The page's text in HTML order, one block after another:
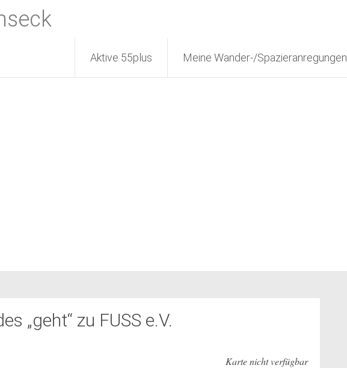
Aktive 55plus Meine Wander-/Spazieranregungen
„geht“ zu FUSS e.V.
Karte nicht verfügbar